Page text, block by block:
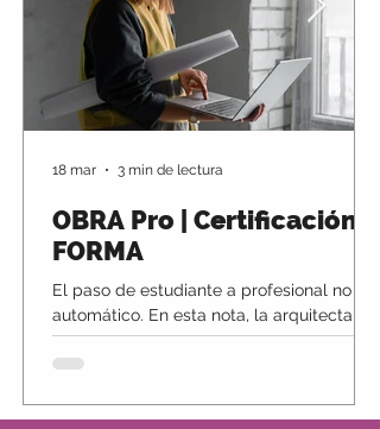
OBRA Pro | Certificación
FORMA
El paso de estudiante a profesional no es
automático. En esta nota, la arquitecta
Pilar Lucena aborda uno de los desafíos
clave en arquitectura: transformar el
18 mar 3 min de lectura